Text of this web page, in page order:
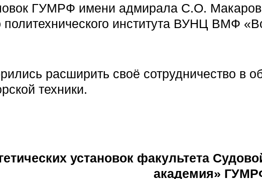
ГУМРФ имени адмирала С.О.
института ВУНЦ ВМФ
расширить своё сотрудничество в
техники.
установок факультета
академия»